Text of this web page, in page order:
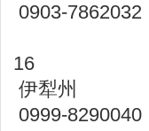
0903-7862032
16
伊犁州
0999-8290040